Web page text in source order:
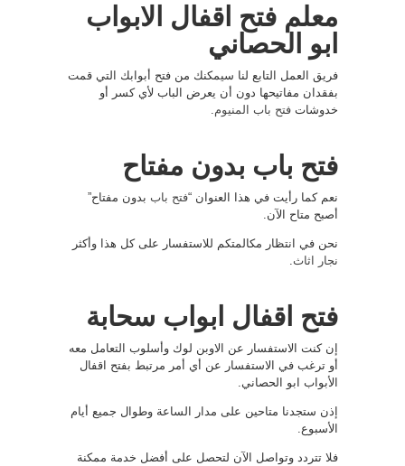
معلم فتح اقفال الابواب
ابو الحصاني
فريق العمل التابع لنا سيمكنك من فتح أبوابك التي قمت
بفقدان مفاتيحها دون أن يعرض الباب لأي كسر أو
خدوشات فتح باب المنيوم
فتح باب بدون مفتاح
نعم كما رأيت في هذا العنوان “فتح باب بدون مفتاح”
أصبح متاح الآن.
نحن في انتظار مكالمتكم للاستفسار على كل هذا وأكثر
نجار اثاث
فتح اقفال ابواب سحابة
إن كنت الاستفسار عن الاوبن لوك وأسلوب التعامل معه
أو ترغب في الاستفسار عن أي أمر مرتبط بفتح اقفال
الأبواب ابو الحصاني.
إذن ستجدنا متاحين على مدار الساعة وطوال جميع أيام
الأسبوع.
فلا تتردد وتواصل الآن لتحصل على أفضل خدمة ممكنة